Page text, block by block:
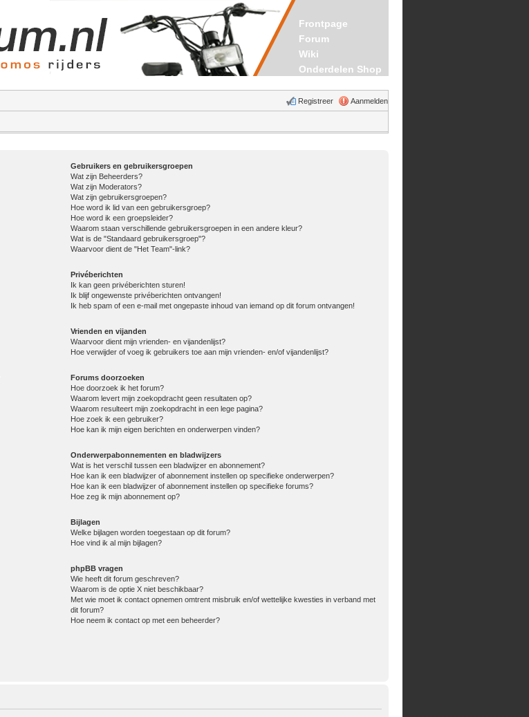
Frontpage
Forum
Wiki
Onderdelen Shop
Aanmelden
Registreer
Gebruikers en gebruikersgroepen
Wat zijn Beheerders?
Wat zijn Moderators?
Wat zijn gebruikersgroepen?
Hoe word ik lid van een gebruikersgroep?
Hoe word ik een groepsleider?
Waarom staan verschillende gebruikersgroepen in een andere kleur?
Wat is de "Standaard gebruikersgroep"?
Waarvoor dient de "Het Team"-link?
Privéberichten
Ik kan geen privéberichten sturen!
Ik blijf ongewenste privéberichten ontvangen!
Ik heb spam of een e-mail met ongepaste inhoud van iemand op dit forum ontvangen!
Vrienden en vijanden
Waarvoor dient mijn vrienden- en vijandenlijst?
Hoe verwijder of voeg ik gebruikers toe aan mijn vrienden- en/of vijandenlijst?
Forums doorzoeken
Hoe doorzoek ik het forum?
Waarom levert mijn zoekopdracht geen resultaten op?
Waarom resulteert mijn zoekopdracht in een lege pagina?
Hoe zoek ik een gebruiker?
Hoe kan ik mijn eigen berichten en onderwerpen vinden?
Onderwerpabonnementen en bladwijzers
Wat is het verschil tussen een bladwijzer en abonnement?
Hoe kan ik een bladwijzer of abonnement instellen op specifieke onderwerpen?
Hoe kan ik een bladwijzer of abonnement instellen op specifieke forums?
Hoe zeg ik mijn abonnement op?
Bijlagen
Welke bijlagen worden toegestaan op dit forum?
Hoe vind ik al mijn bijlagen?
phpBB vragen
Wie heeft dit forum geschreven?
Waarom is de optie X niet beschikbaar?
Met wie moet ik contact opnemen omtrent misbruik en/of wettelijke kwesties in verband met
dit forum?
Hoe neem ik contact op met een beheerder?